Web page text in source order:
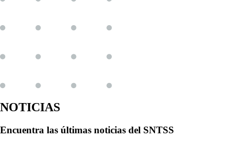
NOTICIAS
Encuentra las últimas noticias del SNTSS